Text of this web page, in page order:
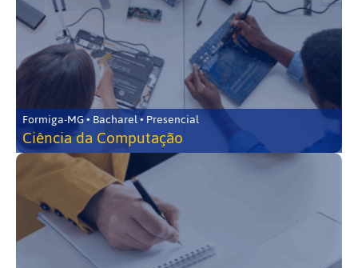
Formiga-MG • Bacharel • Presencial
Ciência da Computação